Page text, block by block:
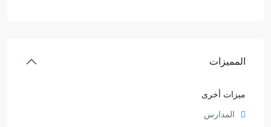
المميزات
ميزات أخرى
المدارس